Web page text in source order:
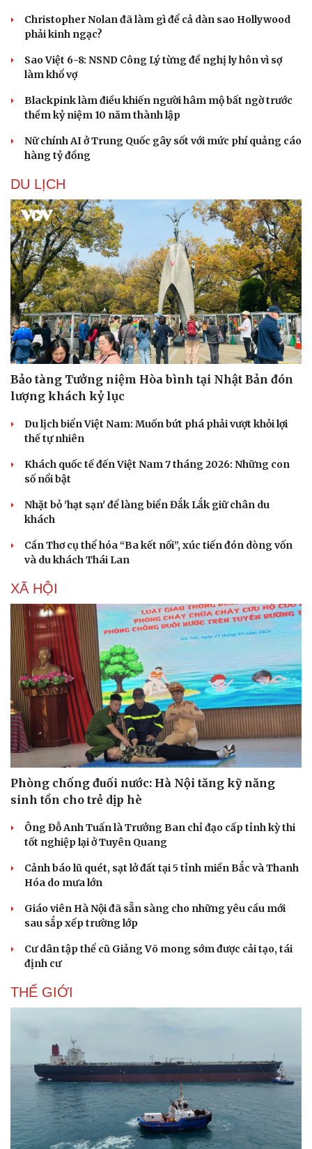
Du lịch
Săn Tour
check-in
Cửa sổ tình yêu
Kể chuyện cho bé
Hạt giống tâm hồn
Christopher Nolan đã làm gì để cả dàn sao Hollywood
phải kinh ngạc?
Sao Việt 6-8: NSND Công Lý từng đề nghị ly hôn vì sợ
làm khổ vợ
Blackpink làm điều khiến người hâm mộ bất ngờ trước
thềm kỷ niệm 10 năm thành lập
Nữ chính AI ở Trung Quốc gây sốt với mức phí quảng cáo
hàng tỷ đồng
DU LỊCH
Bảo tàng Tưởng niệm Hòa bình tại Nhật Bản đón
lượng khách kỷ lục
Du lịch biển Việt Nam: Muốn bứt phá phải vượt khỏi lợi
thế tự nhiên
Khách quốc tế đến Việt Nam 7 tháng 2026: Những con
số nổi bật
Nhặt bỏ 'hạt sạn' để làng biển Đắk Lắk giữ chân du
khách
Cần Thơ cụ thể hóa “Ba kết nối”, xúc tiến đón dòng vốn
và du khách Thái Lan
XÃ HỘI
Phòng chống đuối nước: Hà Nội tăng kỹ năng
sinh tồn cho trẻ dịp hè
Ông Đỗ Anh Tuấn là Trưởng Ban chỉ đạo cấp tỉnh kỳ thi
tốt nghiệp lại ở Tuyên Quang
Cảnh báo lũ quét, sạt lở đất tại 5 tỉnh miền Bắc và Thanh
Hóa do mưa lớn
Giáo viên Hà Nội đã sẵn sàng cho những yêu cầu mới
sau sắp xếp trường lớp
Cư dân tập thể cũ Giảng Võ mong sớm được cải tạo, tái
định cư
THẾ GIỚI